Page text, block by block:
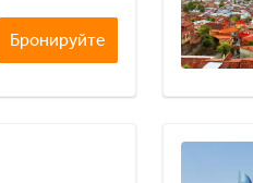
Бронируйте